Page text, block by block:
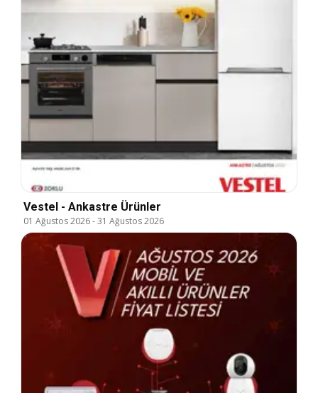
Vestel - Ankastre Ürünler
01 Ağustos 2026-31 Ağustos 2026